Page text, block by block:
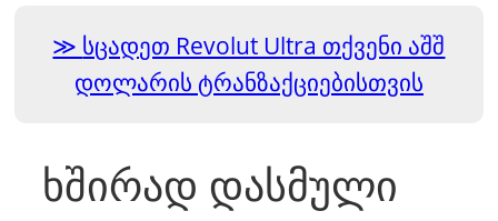
სცადეთ Revolut Ultra თქვენი აშშ
დოლარის ტრანზაქციებისთვის
ხშირად დასმული